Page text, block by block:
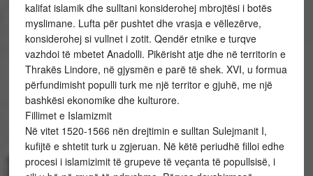
kalifat islamik dhe sulltani konsiderohej mbrojtësi i botës
myslimane. Lufta për pushtet dhe vrasja e vëllezërve,
konsiderohej si vullnet i zotit. Qendër etnike e turqve
vazhdoi të mbetet Anadolli. Pikërisht atje dhe në territorin e
Thrakës Lindore, në gjysmën e parë të shek. XVI, u formua
përfundimisht populli turk me një territor e gjuhë, me një
bashkësi ekonomike dhe kulturore.
Fillimet e Islamizmit
Në vitet 1520-1566 nën drejtimin e sulltan Sulejmanit I,
kufijtë e shtetit turk u zgjeruan. Në këtë periudhë filloi edhe
procesi i islamizimit të grupeve të veçanta të popullsisë, i